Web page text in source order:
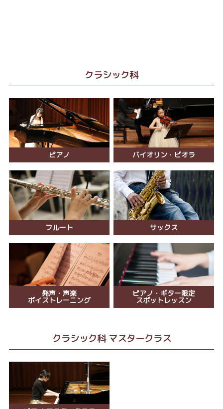
クラシック科
ピアノ バイオリン・ビオラ
フルート サックス
発声・声楽
ボイストレーニング
ピアノ・ギター限定
スポットレッスン
クラシック科 マスタークラス